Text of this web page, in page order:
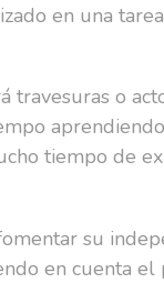
en una
travesuras o
tiempo de
su
en cuenta